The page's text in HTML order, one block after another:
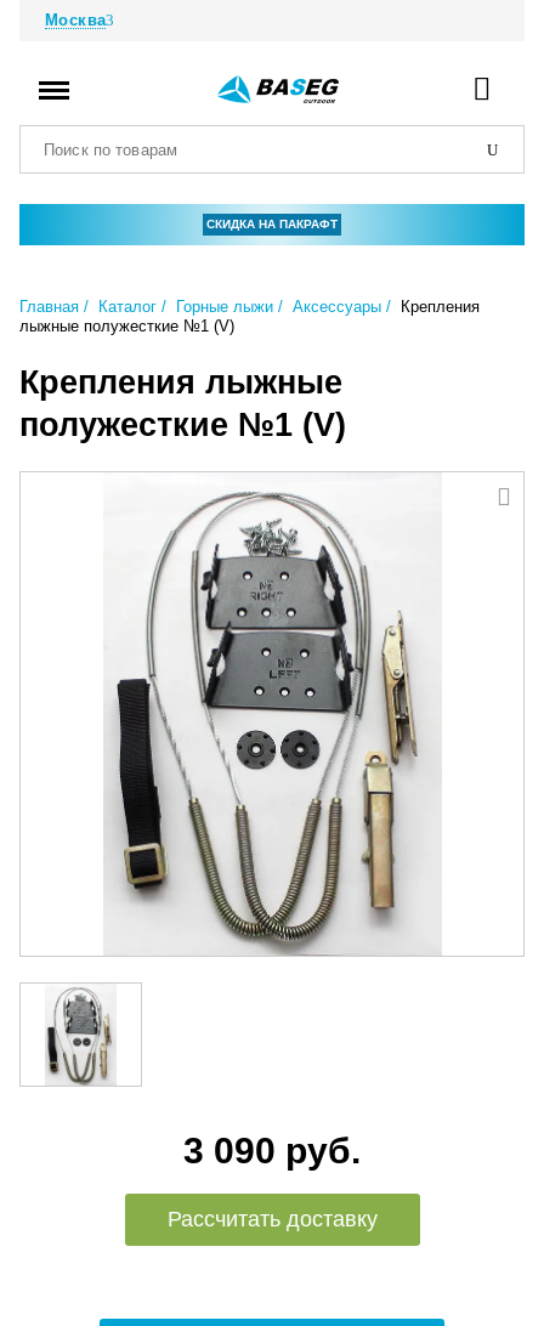
Москва
СКИДКА НА ПАКРАФТ
Главная Каталог Горные лыжи Аксессуары
Крепления
лыжные полужесткие №1 (V)
Крепления лыжные
полужесткие №1 (V)
3 090 руб.
Рассчитать доставку